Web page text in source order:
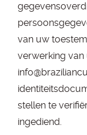
van uw
verwerking
stellen te
ingediend.